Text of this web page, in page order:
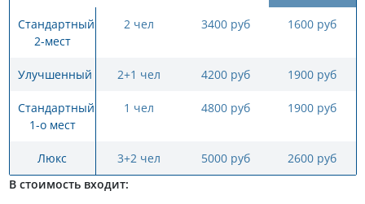
Стандартный
2-мест
2 чел 3400 руб 1600 руб
Улучшенный 2+1 чел 4200 руб 1900 руб
Стандартный
1-о мест
1 чел 4800 руб 1900 руб
Люкс 3+2 чел 5000 руб
2600 руб
В стоимость входит: